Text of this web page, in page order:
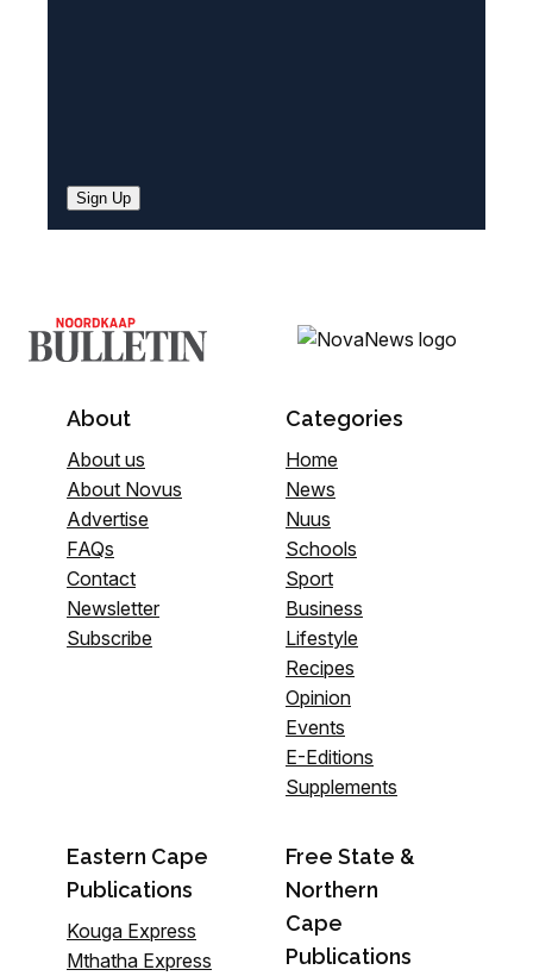
Sign Up
About
About us
About Novus
Advertise
FAQs
Contact
Newsletter
Subscribe
Categories
Home
News
Nuus
Schools
Sport
Business
Lifestyle
Recipes
Opinion
Events
E-Editions
Supplements
Eastern Cape
Publications
Kouga Express
Mthatha Express
Free State &
Northern
Cape
Publications